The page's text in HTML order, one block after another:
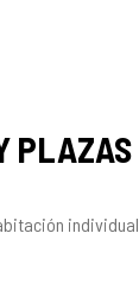
PLAZAS
individual